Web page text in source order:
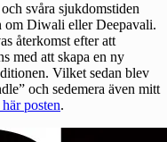
svåra sjukdomstiden
om Diwali eller Deepavali.
återkomst efter att
med att skapa en ny
Vilket sedan blev
och sedemera även mitt
posten.